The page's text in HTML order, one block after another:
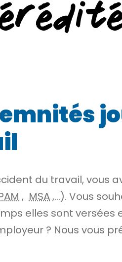
du travail, vous
, MSA,…). Vous
elles sont versées
? Nous vous